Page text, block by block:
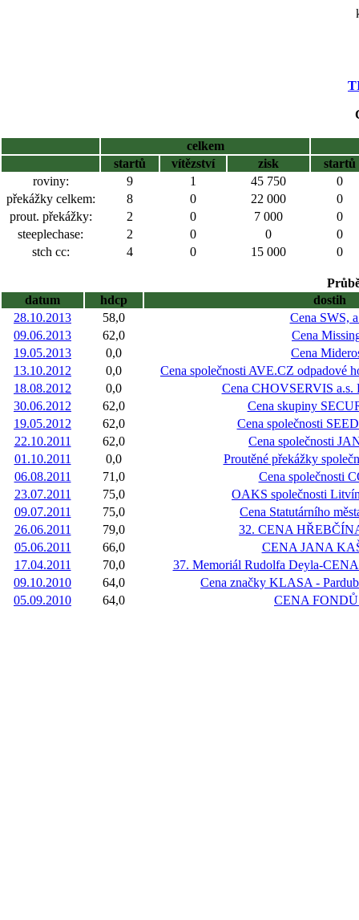
celkem
startů
vítězství zisk
startů
roviny:
9 1 45 750
0
překážky celkem:
8 0 22 000
0
prout. překážky:
2 0 7 000
0
steeplechase:
2 0 0
0
stch cc:
4 0 15 000 0
datum
hdcp
dostih
28.10.2013
58,0
Cena SWS,
09.06.2013
62,0
Cena
19.05.2013
0,0
Cena
13.10.2012
0,0
Cena společnosti AVE.CZ odpadové
18.08.2012
0,0
Cena CHOVSERVIS a.s.
30.06.2012
62,0
Cena skupiny
19.05.2012
62,0
Cena společnosti
22.10.2011
62,0
Cena společnosti
01.10.2011
0,0
Proutěné překážky
06.08.2011
71,0
Cena společnosti
23.07.2011
75,0
OAKS společnosti
09.07.2011
75,0
Cena Statutárního
26.06.2011
79,0
32. CENA
05.06.2011
66,0
CENA JANA
17.04.2011
70,0
37. Memoriál Rudolfa Deyla-
09.10.2010
64,0
Cena značky KLASA -
05.09.2010
64,0 CENA